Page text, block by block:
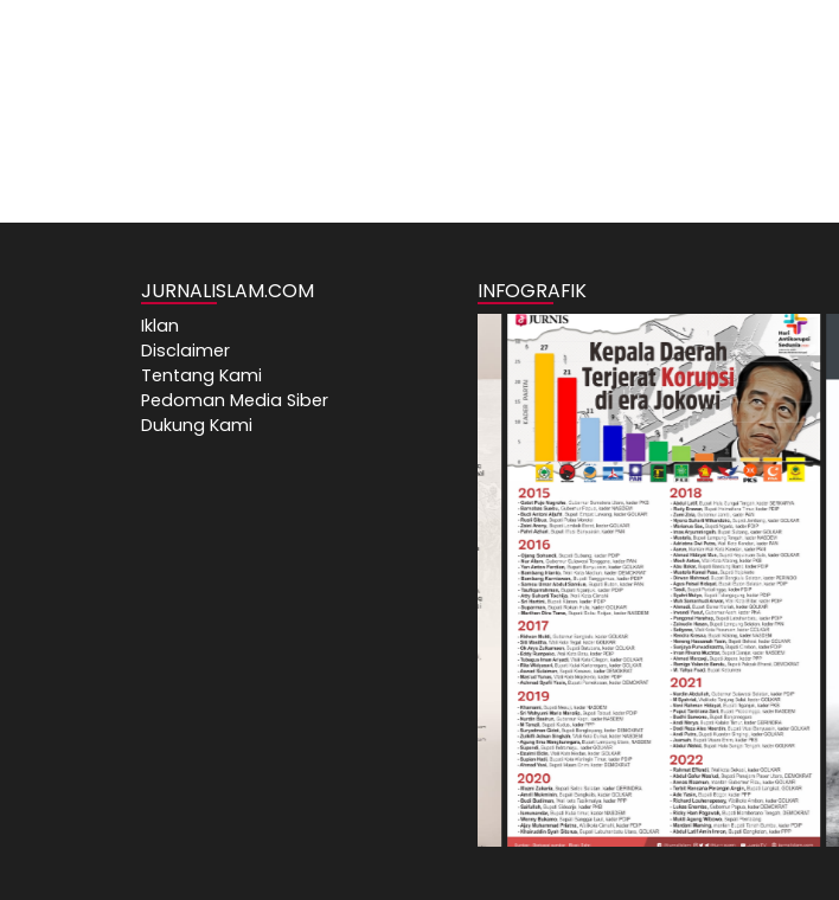
JURNALISLAM.COM
Iklan
Disclaimer
Tentang Kami
Pedoman Media Siber
Dukung Kami
INFOGRAFIK